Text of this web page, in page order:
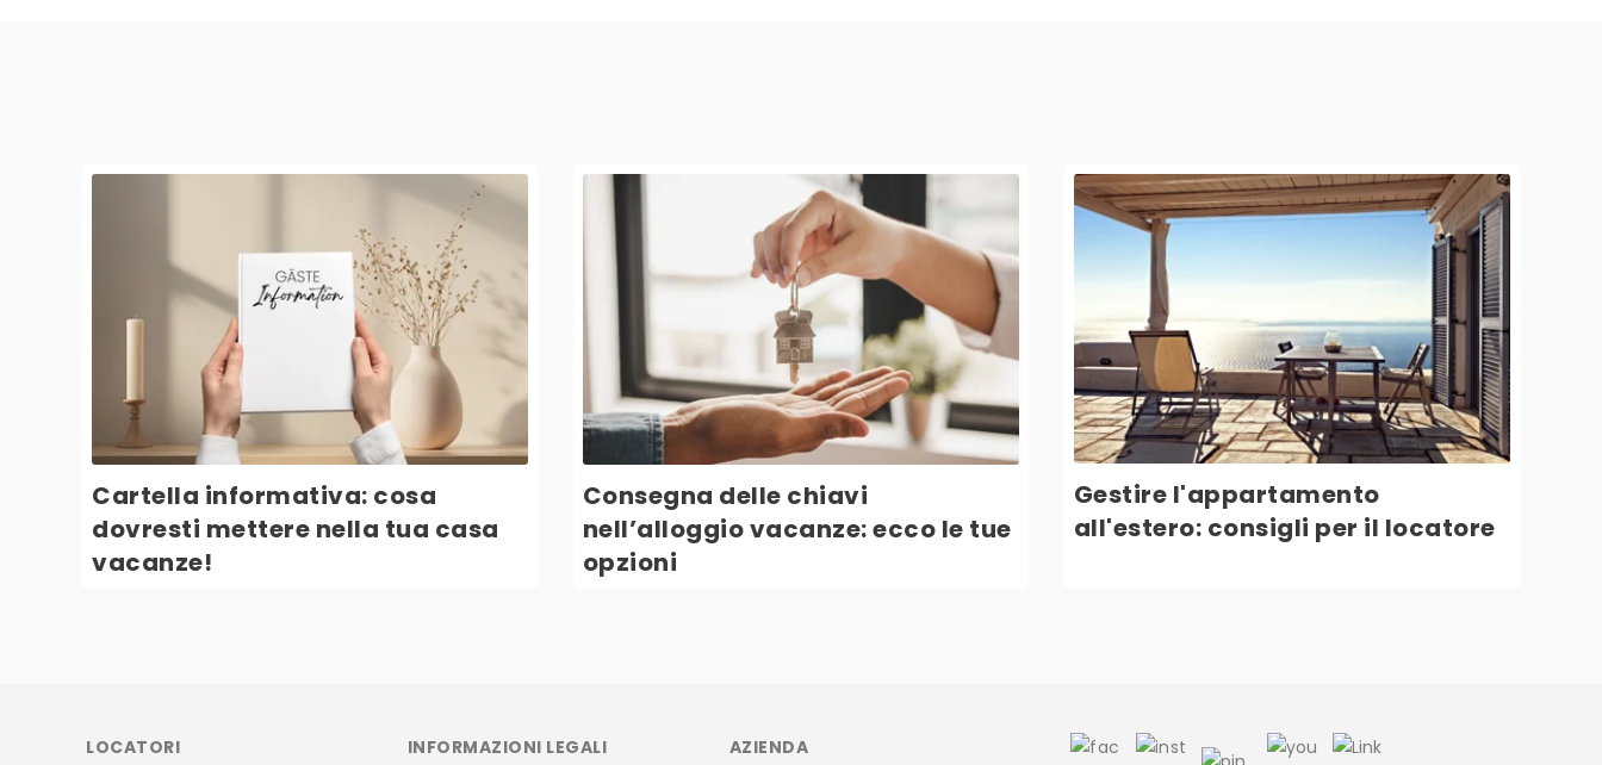
Cartella informativa: cosa
dovresti mettere nella tua casa
vacanze!
Consegna delle chiavi
nell’alloggio vacanze: ecco le tue
opzioni
Gestire l'appartamento
all'estero: consigli per il locatore
LOCATORI INFORMAZIONI LEGALI AZIENDA